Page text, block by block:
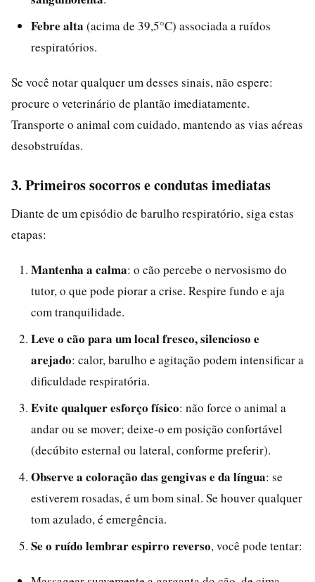
Febre alta (acima de 39,5°C) associada a ruídos
respiratórios.
Se você notar qualquer um desses sinais, não espere:
procure o veterinário de plantão imediatamente.
Transporte o animal com cuidado, mantendo as vias aéreas
desobstruídas.
3. Primeiros socorros e condutas imediatas
Diante de um episódio de barulho respiratório, siga estas
etapas:
Mantenha a calma: o cão percebe o nervosismo do
tutor, o que pode piorar a crise. Respire fundo e aja
com tranquilidade.
Leve o cão para um local fresco, silencioso e
arejado: calor, barulho e agitação podem intensificar a
dificuldade respiratória.
Evite qualquer esforço físico: não force o animal a
andar ou se mover; deixe-o em posição confortável
(decúbito esternal ou lateral, conforme preferir).
Observe a coloração das gengivas e da língua: se
estiverem rosadas, é um bom sinal. Se houver qualquer
tom azulado, é emergência.
Se o ruído lembrar espirro reverso, você pode tentar: